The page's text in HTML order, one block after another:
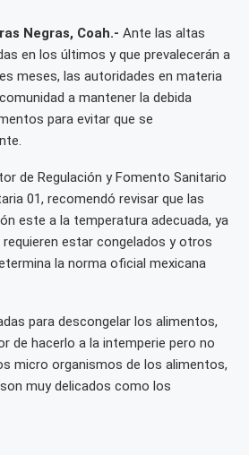
Negras, Coah.- Ante las altas
en los últimos y que prevalecerán a
meses, las autoridades en materia
a mantener la debida
para evitar que se
de Regulación y Fomento Sanitario
01, recomendó revisar que las
este a la temperatura adecuada, ya
estar congelados y otros
la norma oficial mexicana
para descongelar los alimentos,
de hacerlo a la intemperie pero no
micro organismos de los alimentos,
muy delicados como los